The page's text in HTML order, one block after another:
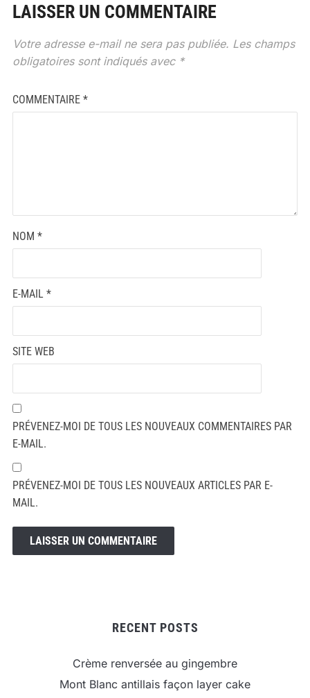
LAISSER UN COMMENTAIRE
Votre adresse e-mail ne sera pas publiée. Les champs
obligatoires sont indiqués avec *
COMMENTAIRE *
NOM *
E-MAIL *
SITE WEB
PRÉVENEZ-MOI DE TOUS LES NOUVEAUX COMMENTAIRES PAR
E-MAIL.
PRÉVENEZ-MOI DE TOUS LES NOUVEAUX ARTICLES PAR E-
MAIL.
RECENT POSTS
Crème renversée au gingembre
Mont Blanc antillais façon layer cake